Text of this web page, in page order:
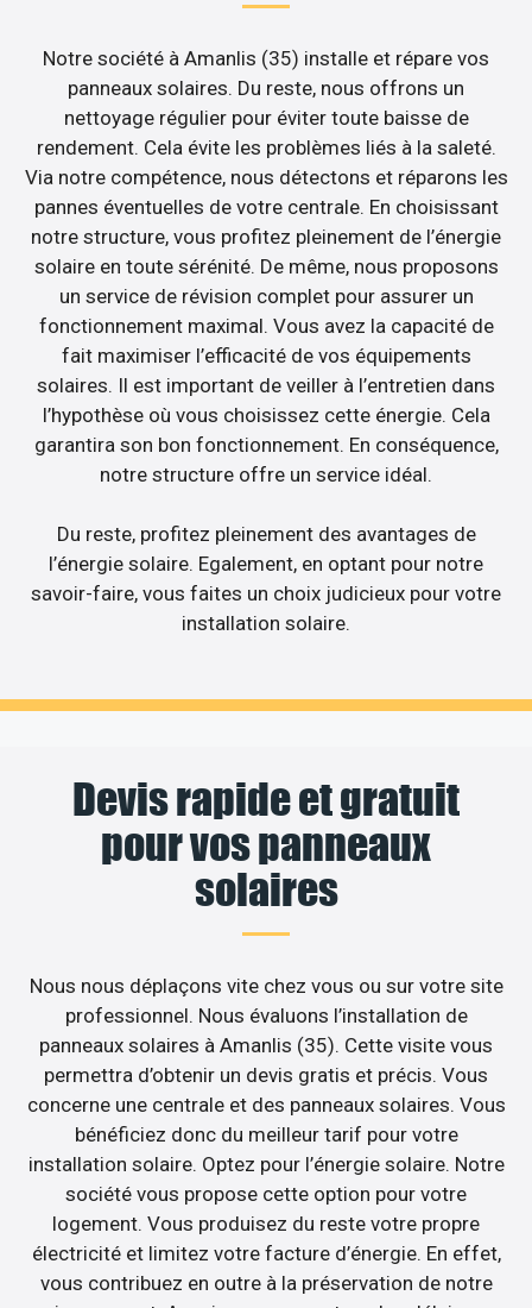
Notre société à Amanlis (35) installe et répare vos
panneaux solaires. Du reste, nous offrons un
nettoyage régulier pour éviter toute baisse de
rendement. Cela évite les problèmes liés à la saleté.
Via notre compétence, nous détectons et réparons les
pannes éventuelles de votre centrale. En choisissant
notre structure, vous profitez pleinement de l’énergie
solaire en toute sérénité. De même, nous proposons
un service de révision complet pour assurer un
fonctionnement maximal. Vous avez la capacité de
fait maximiser l’efficacité de vos équipements
solaires. Il est important de veiller à l’entretien dans
l’hypothèse où vous choisissez cette énergie. Cela
garantira son bon fonctionnement. En conséquence,
notre structure offre un service idéal.
Du reste, profitez pleinement des avantages de
l’énergie solaire. Egalement, en optant pour notre
savoir-faire, vous faites un choix judicieux pour votre
installation solaire.
Devis rapide et gratuit
pour vos panneaux
solaires
Nous nous déplaçons vite chez vous ou sur votre site
professionnel. Nous évaluons l’installation de
panneaux solaires à Amanlis (35). Cette visite vous
permettra d’obtenir un devis gratis et précis. Vous
concerne une centrale et des panneaux solaires. Vous
bénéficiez donc du meilleur tarif pour votre
installation solaire. Optez pour l’énergie solaire. Notre
société vous propose cette option pour votre
logement. Vous produisez du reste votre propre
électricité et limitez votre facture d’énergie. En effet,
vous contribuez en outre à la préservation de notre